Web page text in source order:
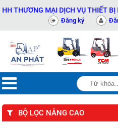
MẠI DỊCH VỤ THIẾT BỊ
Đăng ký
BỘ LỌC NÂNG CAO